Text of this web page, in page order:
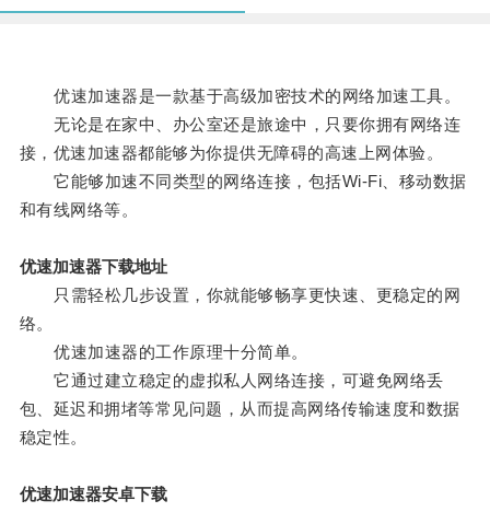
优速加速器是一款基于高级加密技术的网络加速工具。
无论是在家中、办公室还是旅途中，只要你拥有网络连
接，优速加速器都能够为你提供无障碍的高速上网体验。
它能够加速不同类型的网络连接，包括Wi-Fi、移动数据
和有线网络等。
优速加速器下载地址
只需轻松几步设置，你就能够畅享更快速、更稳定的网
络。
优速加速器的工作原理十分简单。
它通过建立稳定的虚拟私人网络连接，可避免网络丢
包、延迟和拥堵等常见问题，从而提高网络传输速度和数据
稳定性。
优速加速器安卓下载